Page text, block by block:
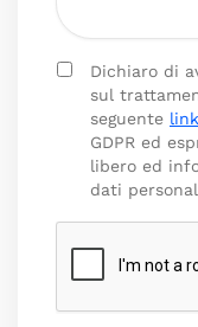
Dichiaro di
sul
seguente link
GDPR ed
libero ed
dati